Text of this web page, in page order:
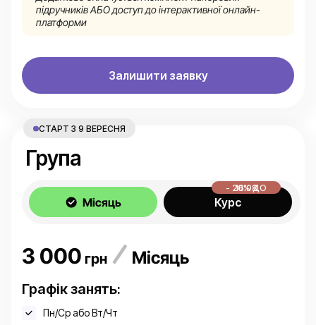
підручників АБО доступ до інтерактивної онлайн-
платформи
Залишити заявку
Група
СТАРТ З 9 ВЕРЕСНЯ
Місяць Курс
- 20% ДО 16.08
3 000 грн Місяць
Графік занять:
Пн/Ср або Вт/Чт